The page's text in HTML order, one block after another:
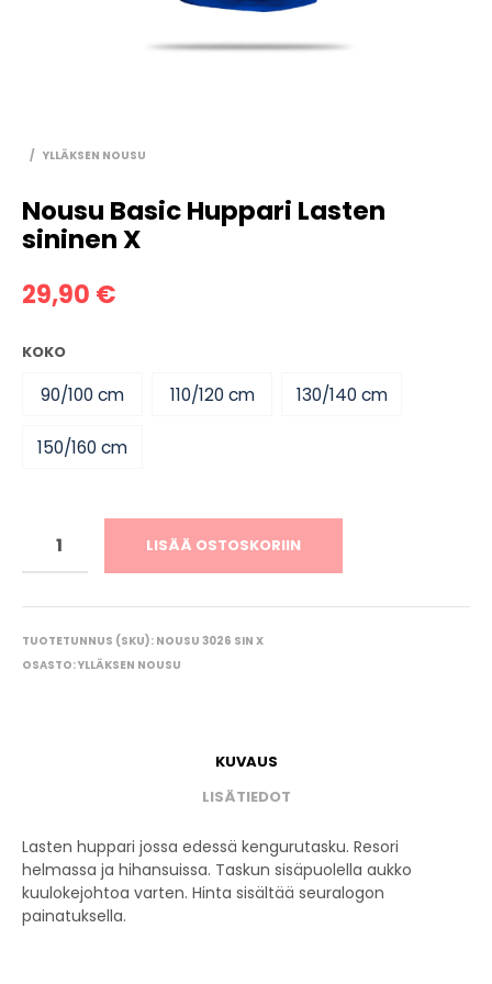
/ YLLÄKSEN NOUSU
Nousu Basic Huppari Lasten
sininen X
29,90 €
KOKO
90/100 cm 110/120 cm 130/140 cm
150/160 cm
LISÄÄ OSTOSKORIIN
TUOTETUNNUS (SKU): NOUSU 3026 SIN X
OSASTO:YLLÄKSEN NOUSU
KUVAUS
LISÄTIEDOT
Lasten huppari jossa edessä kengurutasku. Resori
helmassa ja hihansuissa. Taskun sisäpuolella aukko
kuulokejohtoa varten. Hinta sisältää seuralogon
painatuksella.